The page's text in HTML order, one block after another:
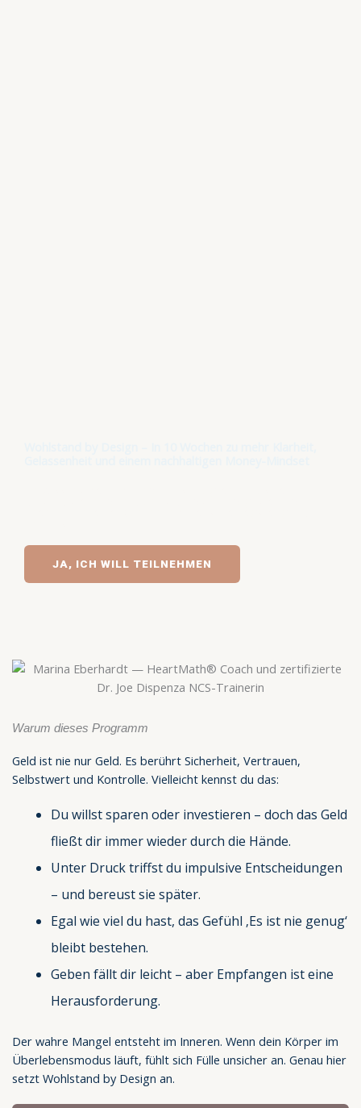
JA, ICH WILL TEILNEHMEN
Warum dieses Programm
Geld ist nie nur Geld. Es berührt Sicherheit, Vertrauen,
Selbstwert und Kontrolle. Vielleicht kennst du das:
Du willst sparen oder investieren – doch das Geld
fließt dir immer wieder durch die Hände.
Unter Druck triffst du impulsive Entscheidungen
– und bereust sie später.
Egal wie viel du hast, das Gefühl ‚Es ist nie genug‘
bleibt bestehen.
Geben fällt dir leicht – aber Empfangen ist eine
Herausforderung.
Der wahre Mangel entsteht im Inneren. Wenn dein Körper im
Überlebensmodus läuft, fühlt sich Fülle unsicher an. Genau hier
setzt Wohlstand by Design an.